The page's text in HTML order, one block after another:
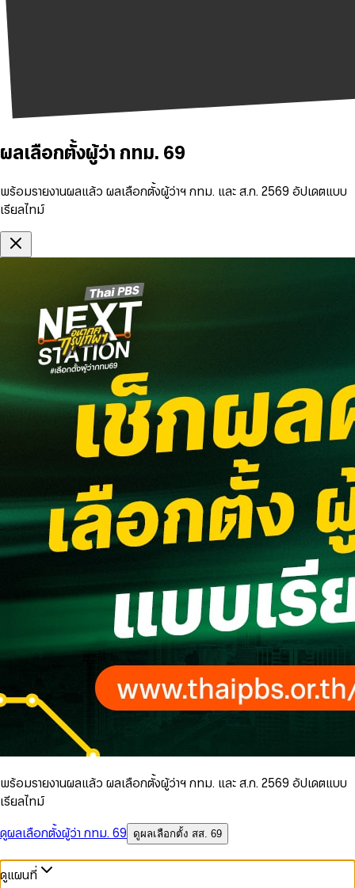
ผลเลือกตั้งผู้ว่า กทม. 69
พร้อมรายงานผลแล้ว ผลเลือกตั้งผู้ว่าฯ กทม. และ ส.ก. 2569 อัปเดตแบบ
เรียลไทม์
พร้อมรายงานผลแล้ว ผลเลือกตั้งผู้ว่าฯ กทม. และ ส.ก. 2569 อัปเดตแบบ
เรียลไทม์
ดูผลเลือกตั้งผู้ว่า กทม. 69
ดูผลเลือกตั้ง สส. 69
ดูแผนที่